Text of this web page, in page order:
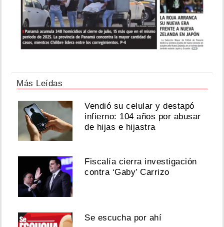
Más Leídas
Vendió su celular y destapó
infierno: 104 años por abusar
de hijas e hijastra
Fiscalía cierra investigación
contra ‘Gaby’ Carrizo
Se escucha por ahí